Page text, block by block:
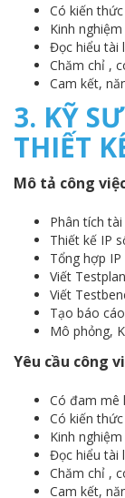
Có kiến
Kinh
Đọc hiểu tài
Chăm chỉ ,
Cam kết,
3. KỸ
THIẾT
Mô tả công
Phân tích
Thiết kế IP
Tổng hợp
Viết
Viết
Tạo báo
Mô phỏng,
Yêu cầu công
Có đam mê
Có kiến
Kinh
Đọc hiểu tài
Chăm chỉ ,
Cam kết,